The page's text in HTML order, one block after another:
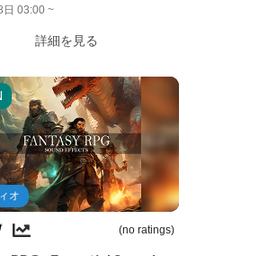
日 03:00 ~
詳細を見る
Jump AssetStore
オ
(no ratings)